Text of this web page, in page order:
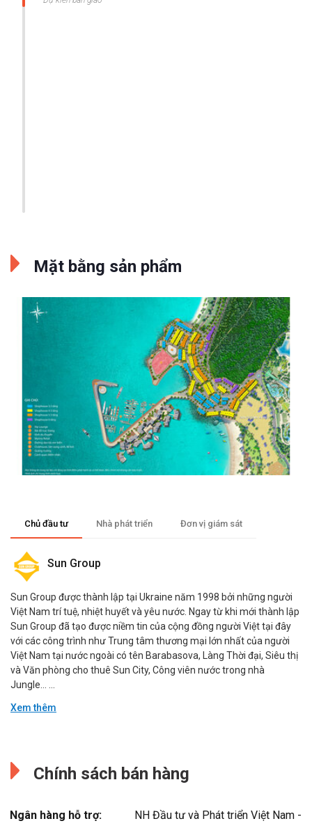
Mặt bằng sản phẩm
Chủ đầu tư Nhà phát triển Đơn vị giám sát
Sun Group
Sun Group được thành lập tại Ukraine năm 1998 bởi những người
Việt Nam trí tuệ, nhiệt huyết và yêu nước. Ngay từ khi mới thành lập
Sun Group đã tạo được niềm tin của cộng đồng người Việt tại đây
với các công trình như Trung tâm thương mại lớn nhất của người
Việt Nam tại nước ngoài có tên Barabasova, Làng Thời đại, Siêu thị
và Văn phòng cho thuê Sun City, Công viên nước trong nhà
Jungle… ...
Xem thêm
Chính sách bán hàng
Ngân hàng hỗ trợ: NH Đầu tư và Phát triển Việt Nam -